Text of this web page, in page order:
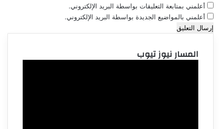
أعلمني بمتابعة التعليقات بواسطة البريد الإلكتروني.
أعلمني بالمواضيع الجديدة بواسطة البريد الإلكتروني.
المسار نيوز تيوب